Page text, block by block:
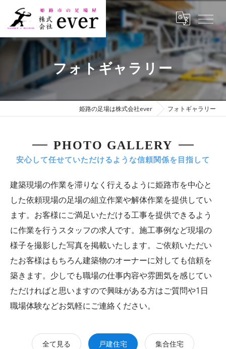
フォトギャラリー
姫路の足場は株式会社ever フォトギャラリー
PHOTO GALLERY
安心して任せていただけるような信頼関係を目指して
建築現場の作業を滞りなく行えるように姫路市を中心と
した依頼現場の足場の組立作業や解体作業を提供してい
ます。お客様にご満足いただける工事を提供できるよう
に作業を行うスタッフの求人です。施工事例など現場の
様子を撮影した写真を掲載いたします。ご依頼いただい
たお客様はもちろん建築物のオーナーに対しても信頼を
築きます。少しでも職場の仕事内容や雰囲気を感じてい
ただければと思いますので興味がある方はご質問や1日
職場体験などお気軽にご連絡ください。
全て見る 戸建住宅 集合住宅